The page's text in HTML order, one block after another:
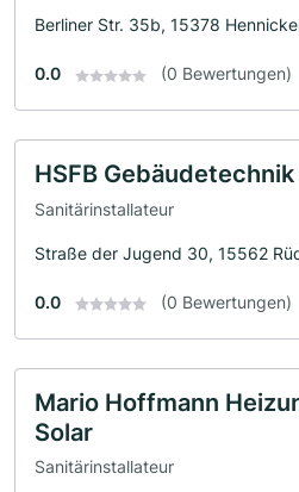
Berliner Str. 35b, 15378
0.0 (0 Bewertungen)
HSFB Gebäudetechnik
Sanitärinstallateur
Straße der Jugend 30, 15562
0.0 (0 Bewertungen)
Mario Hoffmann
Solar
Sanitärinstallateur